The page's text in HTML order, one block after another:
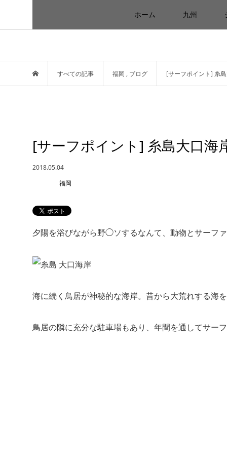
ホーム 九州
すべての記事 福岡 , ブログ [サーフポイント] 糸
[サーフポイント] 糸島大口海
2018.05.04
福岡
夕陽を浴びながら野◯ソするなんて、動物とサーフ
海に続く鳥居が神秘的な海岸。昔から大荒れする海
鳥居の隣に充分な駐車場もあり、年間を通してサー